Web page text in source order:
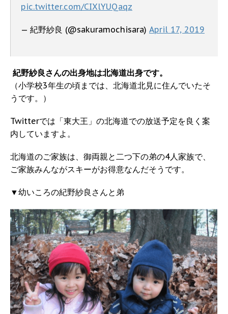
pic.twitter.com/CIXlYUQaqz
— 紀野紗良 (@sakuramochisara) April 17, 2019
紀野紗良さんの出身地は北海道出身です。
（小学校3年生の頃までは、北海道北見に住んでいたそ
うです。）
Twitterでは「東大王」の北海道での放送予定を良く案
内していますよ。
北海道のご家族は、御両親と二つ下の弟の4人家族で、
ご家族みんながスキーがお得意なんだそうです。
▼幼いころの紀野紗良さんと弟